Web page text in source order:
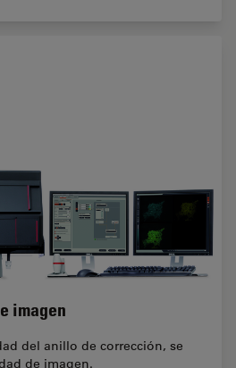
imagen
del anillo de corrección, se
de imagen.